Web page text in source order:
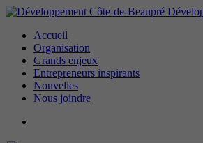
Accueil
Organisation
Grands enjeux
Entrepreneurs inspirants
Nouvelles
Nous joindre